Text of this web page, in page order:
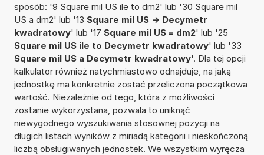
sposób: '9 Square mil US ile to dm2' lub '30 Square mil
US a dm2' lub '13 Square mil US -> Decymetr
kwadratowy' lub '17 Square mil US = dm2' lub '25
Square mil US ile to Decymetr kwadratowy' lub '33
Square mil US a Decymetr kwadratowy'. Dla tej opcji
kalkulator również natychmiastowo odnajduje, na jaką
jednostkę ma konkretnie zostać przeliczona początkowa
wartość. Niezależnie od tego, która z możliwości
zostanie wykorzystana, pozwala to uniknąć
niewygodnego wyszukiwania stosownej pozycji na
długich listach wyników z miriadą kategorii i nieskończoną
liczbą obsługiwanych jednostek. We wszystkim wyręcza